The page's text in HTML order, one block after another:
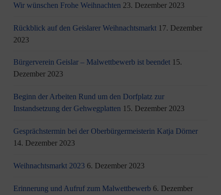
Wir wünschen Frohe Weihnachten 23. Dezember 2023
Rückblick auf den Geislarer Weihnachtsmarkt 17. Dezember
2023
Bürgerverein Geislar – Malwettbewerb ist beendet 15.
Dezember 2023
Beginn der Arbeiten Rund um den Dorfplatz zur
Instandsetzung der Gehwegplatten 15. Dezember 2023
Gesprächstermin bei der Oberbürgermeisterin Katja Dörner
14. Dezember 2023
Weihnachtsmarkt 2023 6. Dezember 2023
Erinnerung und Aufruf zum Malwettbewerb 6. Dezember